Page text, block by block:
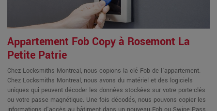
Appartement Fob Copy à Rosemont La
Petite Patrie
Chez Locksmiths Montreal, nous copions la clé Fob de l'appartement.
Chez Locksmiths Montreal, nous avons du matériel et des logiciels
uniques qui peuvent décoder les données stockées sur votre porte-clés
ou votre passe magnétique. Une fois décodés, nous pouvons copier les